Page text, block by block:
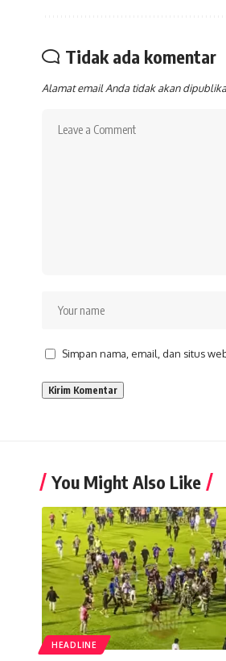
Tidak ada komentar
Alamat email Anda tidak akan
Simpan nama, email, dan situs
You Might Also Like
HEADLINE